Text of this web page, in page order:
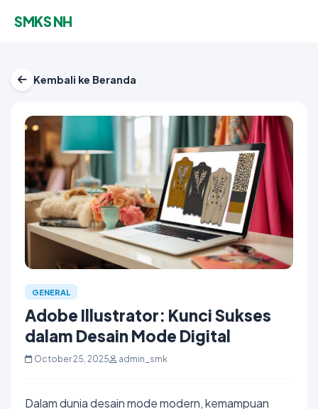
SMKS NH
Kembali ke Beranda
GENERAL
Adobe Illustrator: Kunci Sukses
dalam Desain Mode Digital
October 25, 2025 admin_smk
Dalam dunia desain mode modern, kemampuan